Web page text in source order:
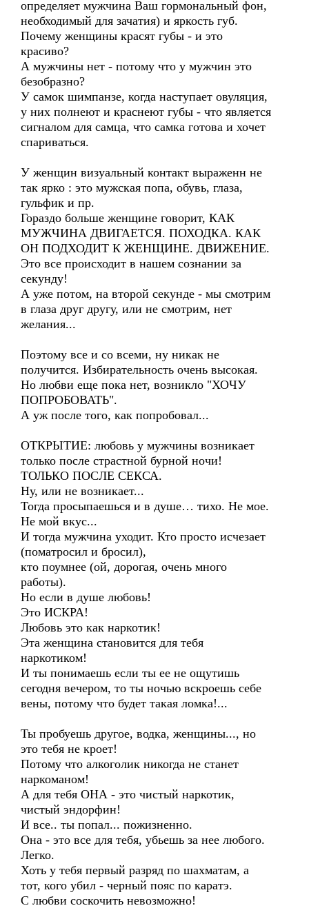
определяет мужчина Ваш гормональный фон,
необходимый для зачатия) и яркость губ.
Почему женщины красят губы - и это
красиво?
А мужчины нет - потому что у мужчин это
безобразно?
У самок шимпанзе, когда наступает овуляция,
у них полнеют и краснеют губы - что является
сигналом для самца, что самка готова и хочет
спариваться.
У женщин визуальный контакт выраженн не
так ярко : это мужская попа, обувь, глаза,
гульфик и пр.
Гораздо больше женщине говорит, КАК
МУЖЧИНА ДВИГАЕТСЯ. ПОХОДКА. КАК
ОН ПОДХОДИТ К ЖЕНЩИНЕ. ДВИЖЕНИЕ.
Это все происходит в нашем сознании за
секунду!
А уже потом, на второй секунде - мы смотрим
в глаза друг другу, или не смотрим, нет
желания...
Поэтому все и со всеми, ну никак не
получится. Избирательность очень высокая.
Но любви еще пока нет, возникло "ХОЧУ
ПОПРОБОВАТЬ".
А уж после того, как попробовал...
ОТКРЫТИЕ: любовь у мужчины возникает
только после страстной бурной ночи!
ТОЛЬКО ПОСЛЕ СЕКСА.
Ну, или не возникает...
Тогда просыпаешься и в душе… тихо. Не мое.
Не мой вкус...
И тогда мужчина уходит. Кто просто исчезает
(поматросил и бросил),
кто поумнее (ой, дорогая, очень много
работы).
Но если в душе любовь!
Это ИСКРА!
Любовь это как наркотик!
Эта женщина становится для тебя
наркотиком!
И ты понимаешь если ты ее не ощутишь
сегодня вечером, то ты ночью вскроешь себе
вены, потому что будет такая ломка!...
Ты пробуешь другое, водка, женщины..., но
это тебя не кроет!
Потому что алкоголик никогда не станет
наркоманом!
А для тебя ОНА - это чистый наркотик,
чистый эндорфин!
И все.. ты попал... пожизненно.
Она - это все для тебя, убьешь за нее любого.
Легко.
Хоть у тебя первый разряд по шахматам, а
тот, кого убил - черный пояс по каратэ.
С любви соскочить невозможно!